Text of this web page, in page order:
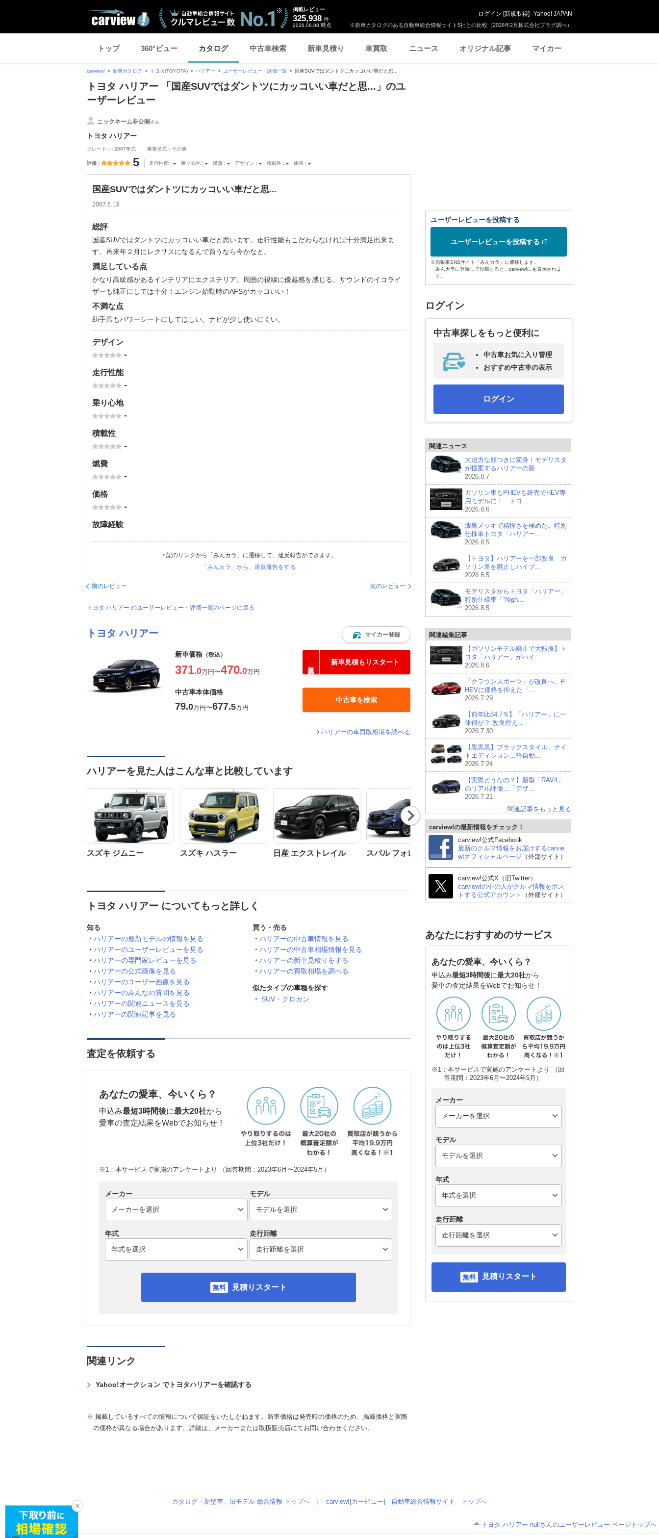
※新車カタログのある自動車総合情報サイト5社との比較（2026年2月株式会社プラグ調べ）
掲載レビュー
325,938 件
2026.08.08 時点
ログイン [新規取得] Yahoo! JAPAN
トップ 360°ビュー カタログ 中古車検索 新車見積り 車買取 ニュース オリジナル記事 マイカー
carview! 新車カタログ トヨタ(TOYOTA) ハリアー ユーザーレビュー・評価一覧 国産SUVではダントツにカッコいい車だと思...
トヨタ ハリアー 「国産SUVではダントツにカッコいい車だと思...」のユ
ーザーレビュー
ニックネーム非公開さん
トヨタ ハリアー
グレード：- 2007年式 乗車形式：その他
評価 5 走行性能 - 乗り心地 - 燃費 - デザイン - 積載性 - 価格 -
国産SUVではダントツにカッコいい車だと思...
2007.6.13
総評
国産SUVではダントツにカッコいい車だと思います。走行性能もこだわらなければ十分満足出来ま
す。再来年２月にレクサスになるんで買うなら今かなと。
満足している点
かなり高級感があるインテリアにエクステリア。周囲の視線に優越感を感じる。サウンドのイコライ
ザーも純正にしては十分！エンジン始動時のAFSがカッコいい！
不満な点
助手席もパワーシートにしてほしい。ナビが少し使いにくい。
デザイン
-
走行性能
-
乗り心地
-
積載性
-
燃費
-
価格
-
故障経験
下記のリンクから「みんカラ」に遷移して、違反報告ができます。
「みんカラ」から、違反報告をする
前のレビュー 次のレビュー
トヨタ ハリアー のユーザーレビュー・評価一覧のページに戻る
トヨタ ハリアー マイカー登録
新車価格 （税込）
371.0万円〜470.0万円
新車見積もりスタート
中古車本体価格
79.0万円〜677.5万円
中古車を検索
ハリアーの車買取相場を調べる
ハリアーを見た人はこんな車と比較しています
スズキ ジムニー スズキ ハスラー 日産 エクストレイル スバル フォレスター マツダ CX-5 ホンダ ヴェゼル
Nex
t
トヨタ ハリアー についてもっと詳しく
知る
ハリアーの最新モデルの情報を見る
ハリアーのユーザーレビューを見る
ハリアーの専門家レビューを見る
ハリアーの公式画像を見る
ハリアーのユーザー画像を見る
ハリアーのみんなの質問を見る
ハリアーの関連ニュースを見る
ハリアーの関連記事を見る
買う・売る
ハリアーの中古車情報を見る
ハリアーの中古車相場情報を見る
ハリアーの新車見積りをする
ハリアーの買取相場を調べる
似たタイプの車種を探す
SUV・クロカン
査定を依頼する
あなたの愛車、今いくら？
申込み最短3時間後に最大20社から
愛車の査定結果をWebでお知らせ！
※1：本サービスで実施のアンケートより （回答期間：2023年6月〜2024年5月）
メーカー モデル
年式 走行距離
見積りスタート
関連リンク
Yahoo!オークション でトヨタハリアーを確認する
※ 掲載しているすべての情報について保証をいたしかねます。新車価格は発売時の価格のため、掲載価格と実際
の価格が異なる場合があります。詳細は、メーカーまたは取扱販売店にてお問い合わせください。
ユーザーレビューを投稿する
ユーザーレビューを投稿する
※自動車SNSサイト「みんカラ」に遷移します。
みんカラに登録して投稿すると、carview!にも表示されま
す。
ログイン
中古車探しをもっと便利に
中古車お気に入り管理
おすすめ中古車の表示
ログイン
関連ニュース
大迫力な顔つきに変身！モデリスタ
が提案するハリアーの新...
2026.8.7
ガソリン車もPHEVも終売でHEV専
用モデルに！ トヨ...
2026.8.6
漆黒メッキで精悍さを極めた。特別
仕様車トヨタ「ハリアー...
2026.8.5
【トヨタ】ハリアーを一部改良 ガ
ソリン車を廃止しハイブ...
2026.8.5
モデリスタからトヨタ「ハリアー」
特別仕様車「“Nigh...
2026.8.5
関連編集記事
【ガソリンモデル廃止で大転換】ト
ヨタ「ハリアー」がハイ...
2026.8.6
「クラウンスポーツ」が改良へ。P
HEVに価格を抑えた「...
2026.7.29
【前年比84.7％】「ハリアー」に一
体何が？ 改良控え...
2026.7.30
【黒黒黒】ブラックスタイル、ナイ
トエディション…軽自動...
2026.7.24
【実際どうなの？】新型「RAV4」
のリアル評価…「デザ...
2026.7.21
関連記事をもっと見る
carview!の最新情報をチェック！
carview!公式Facebook
最新のクルマ情報をお届けするcarvie
w!オフィシャルページ （外部サイト）
carview!公式X（旧Twitter）
carview!の中の人がクルマ情報をポス
トする公式アカウント
（外部サイト）
あなたにおすすめのサービス
あなたの愛車、今いくら？
申込み最短3時間後に最大20社から
愛車の査定結果をWebでお知らせ！
※1：本サービスで実施のアンケートより （回
答期間：2023年6月〜2024年5月）
メーカー
モデル
年式
走行距離
見積りスタート
カタログ－新型車、旧モデル 総合情報 トップへ carview![カービュー] - 自動車総合情報サイト トップへ
トヨタ ハリアー nullさんのユーザーレビュー ページトップへ